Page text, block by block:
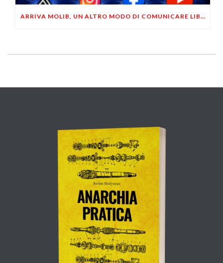
ARRIVA MOLIB, UN ALTRO MODO DI COMUNICARE LIBERTARIO